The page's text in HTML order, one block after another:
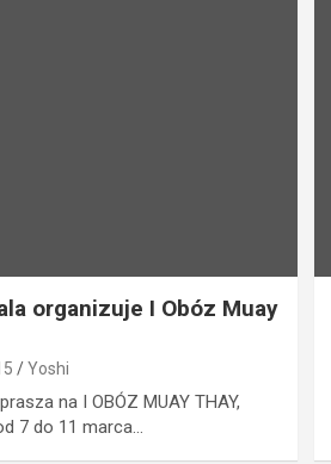
organizuje I Obóz Muay
Yoshi
na I OBÓZ MUAY THAY,
7 do 11 marca…